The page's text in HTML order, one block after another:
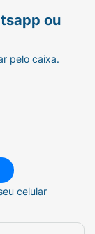
ou
pelo caixa.
celular